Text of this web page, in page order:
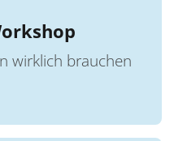
wirklich brauchen